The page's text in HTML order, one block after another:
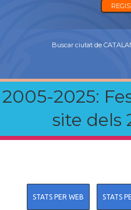
Buscar ciutat de
2005-2025:
site dels
STATS PER WEB STATS